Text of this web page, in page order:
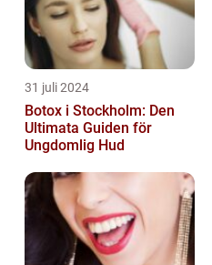
31 juli 2024
Botox i Stockholm: Den
Ultimata Guiden för
Ungdomlig Hud